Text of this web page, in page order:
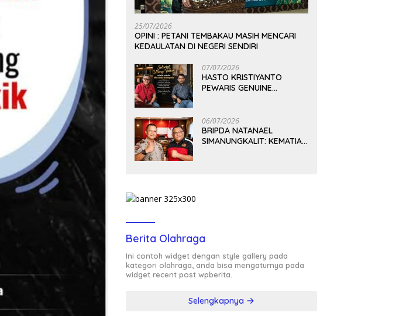
25/07/2026
OPINI : PETANI TEMBAKAU MASIH MENCARI
KEDAULATAN DI NEGERI SENDIRI
07/07/2026
HASTO KRISTIYANTO
PEWARIS GENUINE
06/07/2026
BRIPDA NATANAEL
SIMANUNGKALIT: KEMATIAN
Berita Olahraga
Ini contoh widget dengan style gallery pada
kategori olahraga, anda bisa mengaturnya pada
widget recent post wpberita.
Selengkapnya